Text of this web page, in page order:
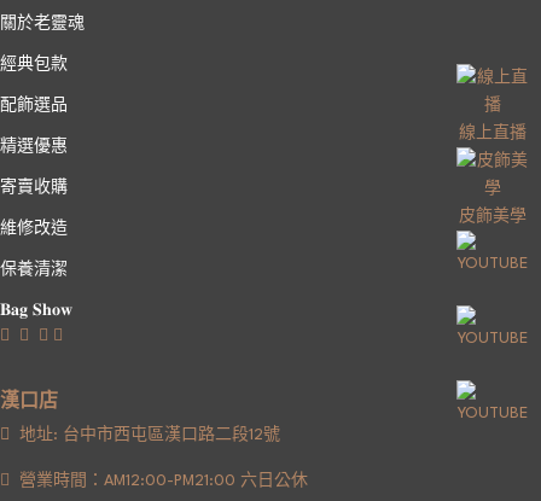
關於老靈魂
經典包款
配飾選品
精選優惠
寄賣收購
維修改造
保養清潔
𝐁𝐚𝐠 𝐒𝐡𝐨𝐰
漢口店
地址: 台中市西屯區漢口路二段12號
營業時間：AM12:00-PM21:00 六日公休
線上直播
皮飾美學